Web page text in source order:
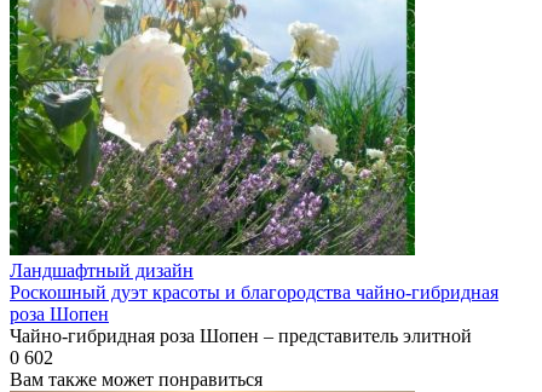
Ландшафтный дизайн
Роскошный дуэт красоты и благородства чайно-гибридная
роза Шопен
Чайно-гибридная роза Шопен – представитель элитной
0 602
Вам также может понравиться